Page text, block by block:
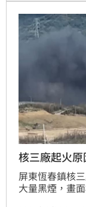
第一時間通報
萬，以告誡核
核三廠起火
屏東恆春鎮核
大量黑煙，畫